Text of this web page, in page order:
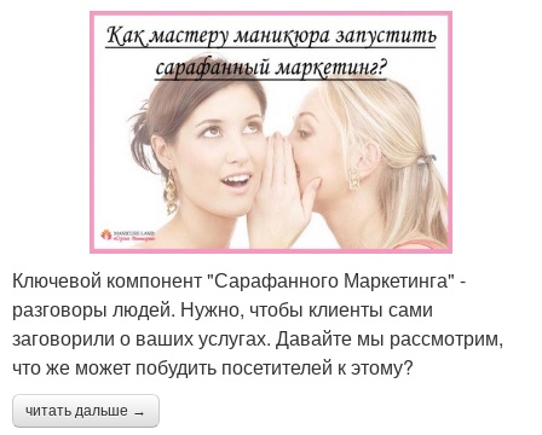
Ключевой компонент "Сарафанного Маркетинга" -
разговоры людей. Нужно, чтобы клиенты сами
заговорили о ваших услугах. Давайте мы рассмотрим,
что же может побудить посетителей к этому?
читать дальше →